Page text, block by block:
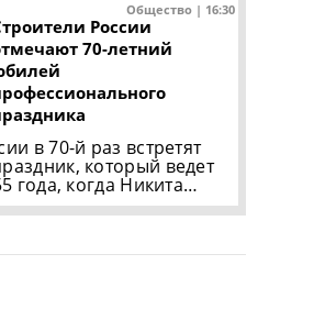
Общество | 16:30
России
70-летний
в 70-й раз встретят
который ведет
года, когда Никита…